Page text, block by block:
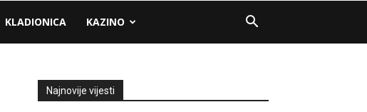
KLADIONICA KAZINO
Najnovije vijesti